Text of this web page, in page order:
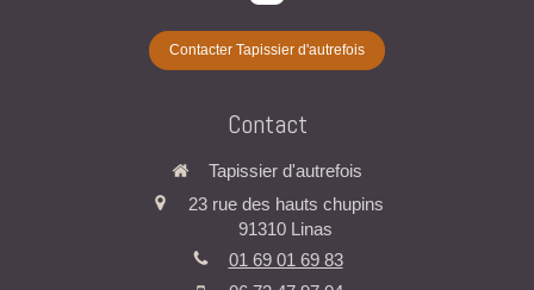
Contacter Tapissier d'autrefois
Contact
Tapissier d'autrefois
23 rue des hauts chupins
91310 Linas
01 69 01 69 83